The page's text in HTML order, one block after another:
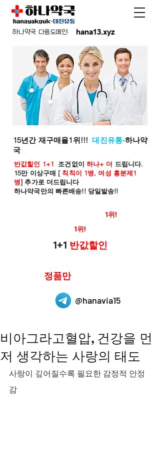
hana13.xyz
하나약국 다음도메인:
15년간 재구매율1위!!!대진유통-하나약
국
반값할인 1+1 조건없이 하나+ 더 드립니다.
15만 이상구매 [ 칙칙이 1병, 여성 흥분제1
병] 추가로 더드립니다
하나약국만의 빠른배송!! 당일발송!!
1위!
1위!
1+1 반값할인
정품만
@hanavia15
비아그라고혈압, 건강을 먼
저 생각하는 사랑의 태도
사랑이 깊어질수록 필요한 감정적 안정
감